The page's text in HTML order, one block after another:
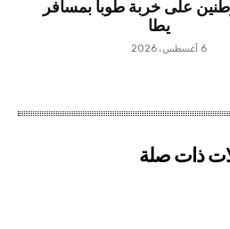
على خربة طوبا بمسافر
يطا
6 أغسطس، 2026
ذات صلة